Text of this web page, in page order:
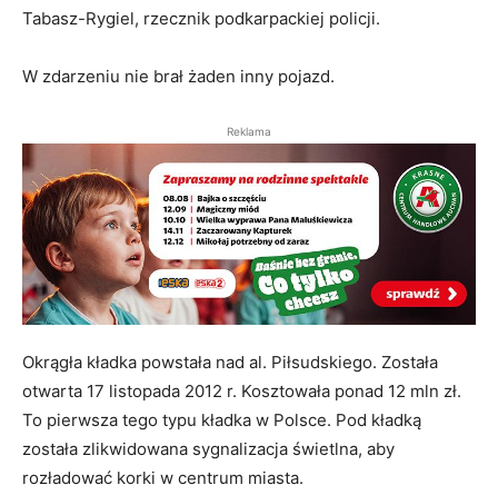
Tabasz-Rygiel, rzecznik podkarpackiej policji.
W zdarzeniu nie brał żaden inny pojazd.
Reklama
Okrągła kładka powstała nad al. Piłsudskiego. Została
otwarta 17 listopada 2012 r. Kosztowała ponad 12 mln zł.
To pierwsza tego typu kładka w Polsce. Pod kładką
została zlikwidowana sygnalizacja świetlna, aby
rozładować korki w centrum miasta.